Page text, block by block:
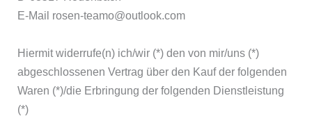
E-Mail rosen-teamo@outlook.com
Hiermit widerrufe(n) ich/wir (*) den von mir/uns (*)
abgeschlossenen Vertrag über den Kauf der folgenden
Waren (*)/die Erbringung der folgenden Dienstleistung
(*)